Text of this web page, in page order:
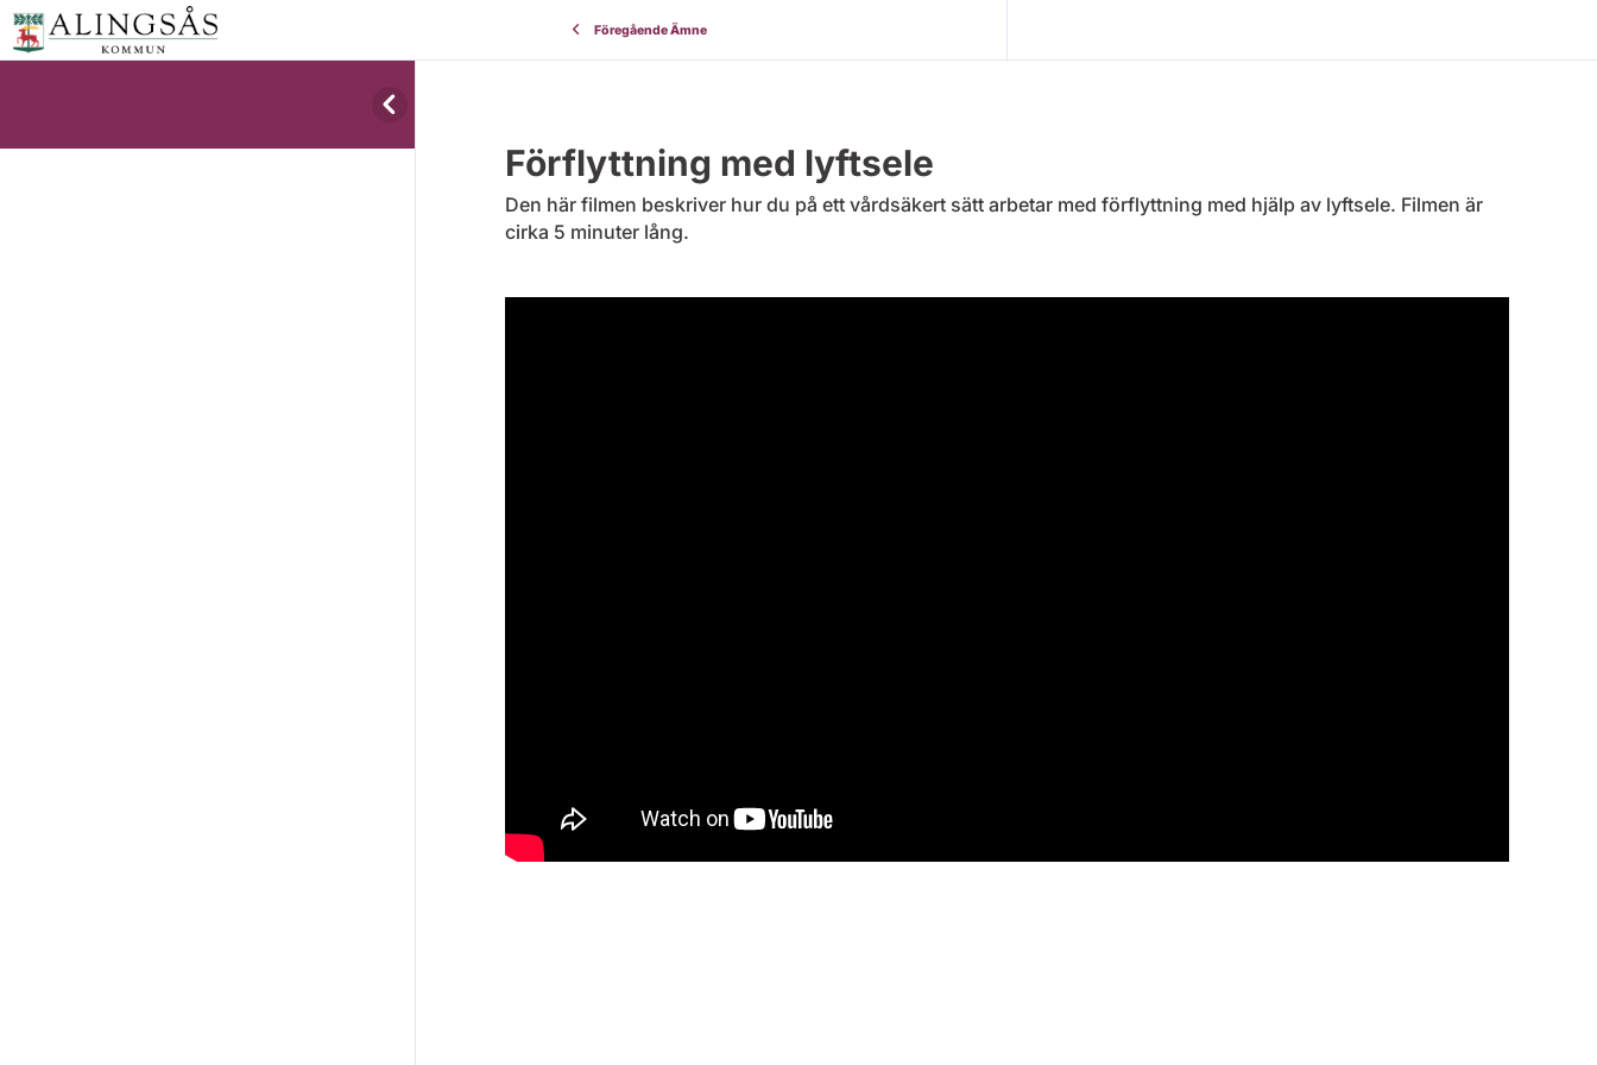
Föregående Ämne
Förflyttning med lyftsele
Den här filmen beskriver hur du på ett vårdsäkert sätt arbetar med förflyttning med hjälp av lyftsele. Filmen är
cirka 5 minuter lång.